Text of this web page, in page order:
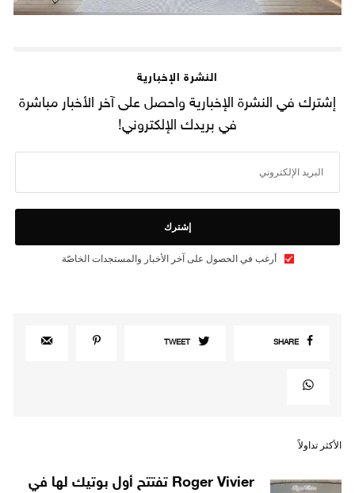
النشرة الإخبارية
إشترك في النشرة الإخبارية واحصل على آخر الأخبار مباشرة
في بريدك الإلكتروني!
إشترك
أرغب في الحصول على آخر الأخبار والمستجدات الخاصّة
SHARE
TWEET
الأكثر تداولاً
Roger Vivier تفتتح أول بوتيك لها في